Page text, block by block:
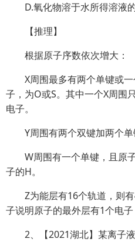
D.氧化物溶于水所得溶液
【推理】
根据原子序数依次增大：
X周围最多有两个单键或
子，为O或S。其中一个X周围
电子。
Y周围有两个双键加两个单
W周围有一个单键，且原
子的H。
Z为能层有16个轨道，则
子说明原子的最外层有1个电子
2、【2021湖北】某离子